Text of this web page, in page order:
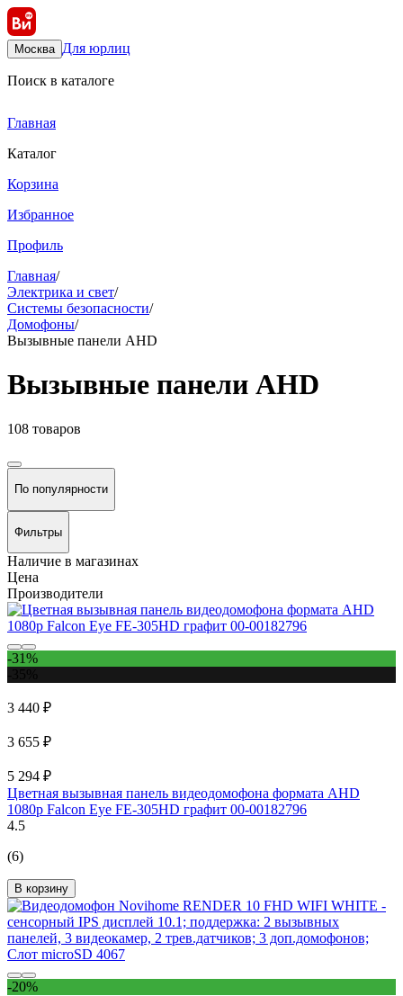
Москва Для юрлиц
Поиск в каталоге
Главная
Каталог
Корзина
Избранное
Профиль
Главная/
Электрика и свет/
Системы безопасности/
Домофоны/
Вызывные панели AHD
Вызывные панели AHD
108 товаров
По популярности
Фильтры
Наличие в магазинах
Цена
Производители
-31%
3 440 ₽
3 655 ₽
5 294 ₽
Цветная вызывная панель видеодомофона формата AHD
1080p Falcon Eye FE-305HD графит 00-00182796
4.5
(6)
В корзину
-20%